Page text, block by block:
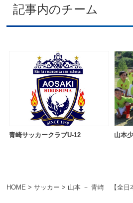
HOME > サッカー > 山本 － 青崎 【全日
記事内のチーム
青崎サッカークラブU-12 山本